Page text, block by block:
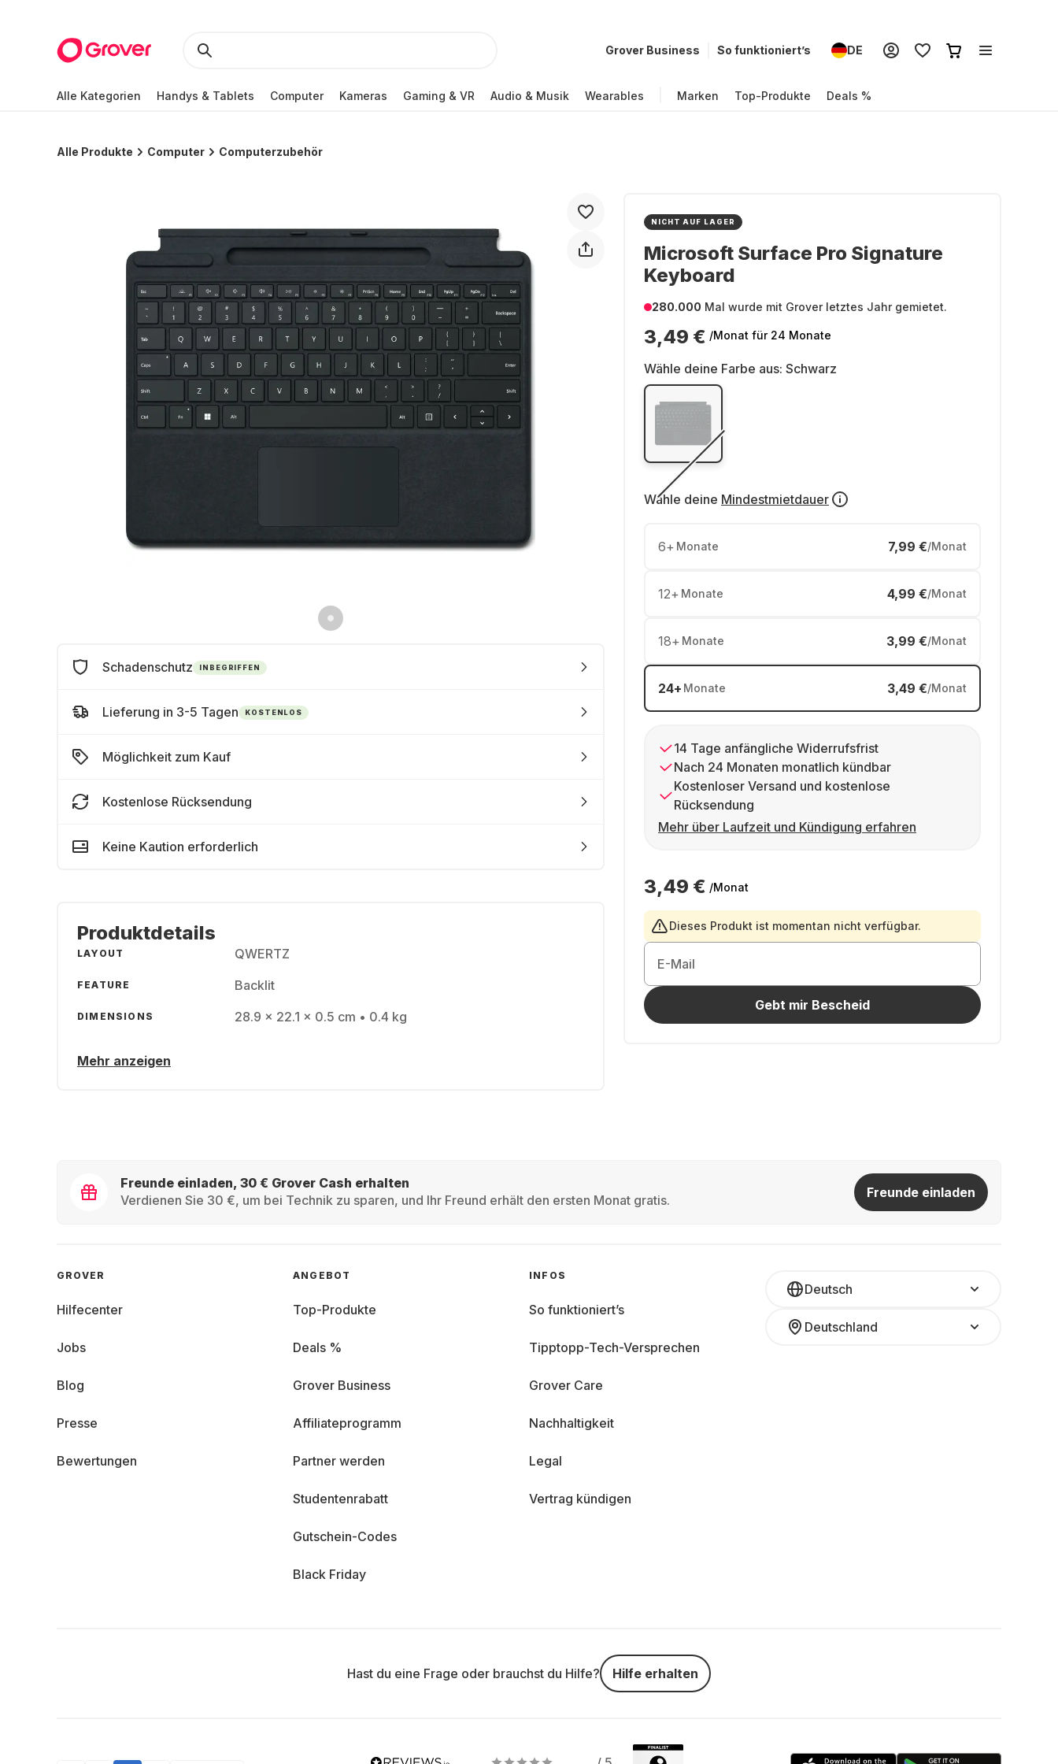
Grover Business So funktioniert’s DE
Alle Kategorien Handys & Tablets Computer Kameras Gaming & VR Audio & Musik Wearables Marken Top-Produkte Deals %
Alle Produkte Computer Computerzubehör
NICHT AUF LAGER
Microsoft Surface Pro Signature
Keyboard
280.000 Mal wurde mit Grover letztes Jahr gemietet.
3,49 € /Monat für 24 Monate
Wähle deine Farbe aus: Schwarz
Wähle deine Mindestmietdauer
6+ Monate 7,99 €/Monat
12+ Monate 4,99 €/Monat
18+ Monate 3,99 €/Monat
24+ Monate 3,49 €/Monat
14 Tage anfängliche Widerrufsfrist
Nach 24 Monaten monatlich kündbar
Kostenloser Versand und kostenlose
Rücksendung
Mehr über Laufzeit und Kündigung erfahren
3,49 € /Monat
Dieses Produkt ist momentan nicht verfügbar.
E-Mail
Gebt mir Bescheid
Schadenschutz INBEGRIFFEN
Lieferung in 3-5 Tagen KOSTENLOS
Möglichkeit zum Kauf
Kostenlose Rücksendung
Keine Kaution erforderlich
Produktdetails
LAYOUT QWERTZ
FEATURE Backlit
DIMENSIONS 28.9 x 22.1 x 0.5 cm • 0.4 kg
Mehr anzeigen
Freunde einladen, 30 € Grover Cash erhalten
Verdienen Sie 30 €, um bei Technik zu sparen, und Ihr Freund erhält den ersten Monat gratis.
Freunde einladen
Deutsch
Deutschland
GROVER
Hilfecenter
Jobs
Blog
Presse
Bewertungen
ANGEBOT
Top-Produkte
Deals %
Grover Business
Affiliateprogramm
Partner werden
Studentenrabatt
Gutschein-Codes
Black Friday
INFOS
So funktioniert’s
Tipptopp-Tech-Versprechen
Grover Care
Nachhaltigkeit
Legal
Vertrag kündigen
Hast du eine Frage oder brauchst du Hilfe? Hilfe erhalten